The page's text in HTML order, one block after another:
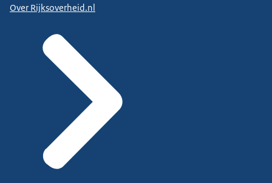
Over Rijksoverheid.nl